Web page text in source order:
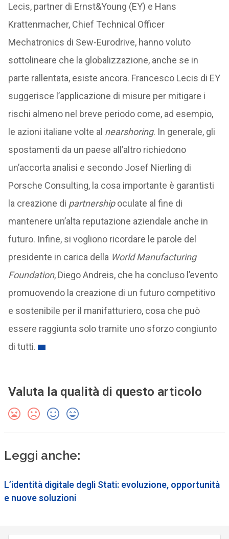
Lecis, partner di Ernst&Young (EY) e Hans
Krattenmacher, Chief Technical Officer
Mechatronics di Sew-Eurodrive, hanno voluto
sottolineare che la globalizzazione, anche se in
parte rallentata, esiste ancora. Francesco Lecis di EY
suggerisce l’applicazione di misure per mitigare i
rischi almeno nel breve periodo come, ad esempio,
le azioni italiane volte al nearshoring. In generale, gli
spostamenti da un paese all’altro richiedono
un’accorta analisi e secondo Josef Nierling di
Porsche Consulting, la cosa importante è garantisti
la creazione di partnershipoculate al fine di
mantenere un’alta reputazione aziendale anche in
futuro. Infine, si vogliono ricordare le parole del
presidente in carica della World Manufacturing
Foundation, Diego Andreis, che ha concluso l’evento
promuovendo la creazione di un futuro competitivo
e sostenibile per il manifatturiero, cosa che può
essere raggiunta solo tramite uno sforzo congiunto
di tutti.
Valuta la qualità di questo articolo
Leggi anche:
L’identità digitale degli Stati: evoluzione, opportunità
e nuove soluzioni